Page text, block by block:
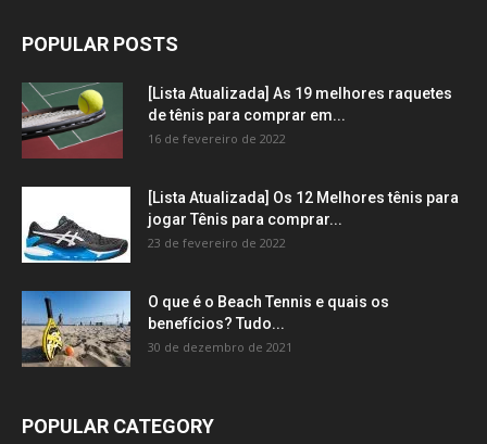
POPULAR POSTS
[Lista Atualizada] As 19 melhores raquetes
de tênis para comprar em...
16 de fevereiro de 2022
[Lista Atualizada] Os 12 Melhores tênis para
jogar Tênis para comprar...
23 de fevereiro de 2022
O que é o Beach Tennis e quais os
benefícios? Tudo...
30 de dezembro de 2021
POPULAR CATEGORY